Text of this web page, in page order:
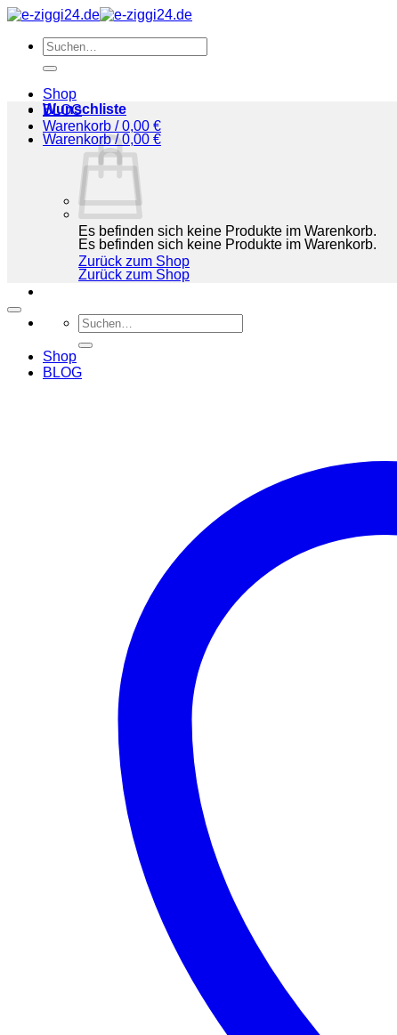
Zum
springenSuchen
nach:
Shop
BLOG
Warenkorb /0,00 €
Es befinden sich keine Produkte im Warenkorb.
Zurück zum Shop
Suchen
nach:
Shop
BLOG
Wunschliste
Warenkorb /0,00 €
Es befinden sich keine Produkte im Warenkorb.
Zurück zum Shop